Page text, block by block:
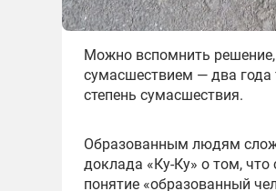
Можно вспомнить
сумасшествием — два
степень сумасшествия.
Образованным людям
доклада «Ку-Ку» о том, что
понятие «образованный